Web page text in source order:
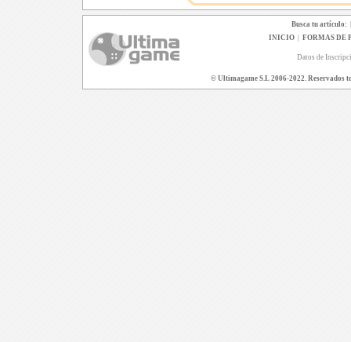
Busca tu artículo:
INICIO| FORMAS DE
Datos de
© Ultimagame S.L 2006-2022. Reservados